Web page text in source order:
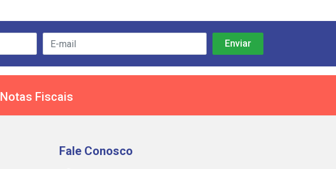
Notas Fiscais
Fale Conosco